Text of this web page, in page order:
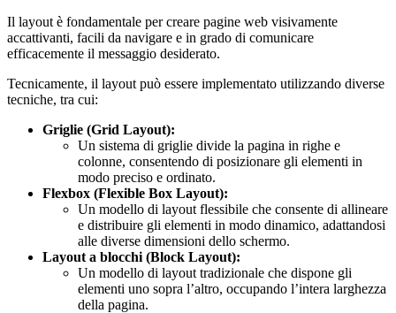
Il layout è fondamentale per creare pagine web visivamente
accattivanti, facili da navigare e in grado di comunicare
efficacemente il messaggio desiderato.
Tecnicamente, il layout può essere implementato utilizzando diverse
tecniche, tra cui:
Griglie (Grid Layout):
Un sistema di griglie divide la pagina in righe e
colonne, consentendo di posizionare gli elementi in
modo preciso e ordinato.
Flexbox (Flexible Box Layout):
Un modello di layout flessibile che consente di allineare
e distribuire gli elementi in modo dinamico, adattandosi
alle diverse dimensioni dello schermo.
Layout a blocchi (Block Layout):
Un modello di layout tradizionale che dispone gli
elementi uno sopra l’altro, occupando l’intera larghezza
della pagina.